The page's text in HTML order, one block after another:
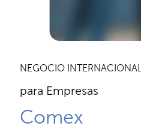
NEGOCIO INTERNACIONAL
para Empresas
Comex